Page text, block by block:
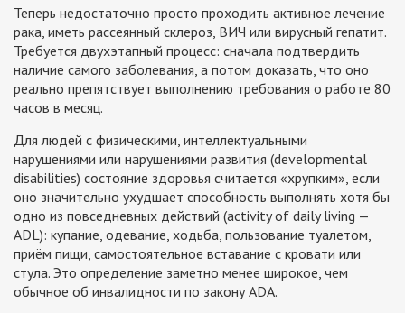
Теперь недостаточно просто проходить активное лечение
рака, иметь рассеянный склероз, ВИЧ или вирусный гепатит.
Требуется двухэтапный процесс: сначала подтвердить
наличие самого заболевания, а потом доказать, что оно
реально препятствует выполнению требования о работе 80
часов в месяц.
Для людей с физическими, интеллектуальными
нарушениями или нарушениями развития (developmental
disabilities) состояние здоровья считается «хрупким», если
оно значительно ухудшает способность выполнять хотя бы
одно из повседневных действий (activity of daily living —
ADL): купание, одевание, ходьба, пользование туалетом,
приём пищи, самостоятельное вставание с кровати или
стула. Это определение заметно менее широкое, чем
обычное об инвалидности по закону ADA.